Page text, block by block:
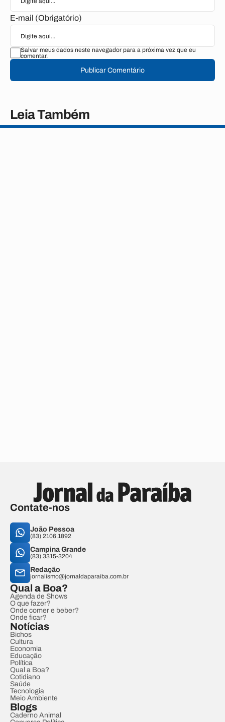
E-mail (Obrigatório)
Salvar meus dados neste navegador para a próxima vez que eu
comentar.
Publicar Comentário
Leia Também
Contate-nos
João Pessoa
(83) 2106.1892
Campina Grande
(83) 3315-3204
Redação
jornalismo@jornaldaparaiba.com.br
Qual a Boa?
Agenda de Shows
O que fazer?
Onde comer e beber?
Onde ficar?
Notícias
Bichos
Cultura
Economia
Educação
Política
Qual a Boa?
Cotidiano
Saúde
Tecnologia
Meio Ambiente
Blogs
Caderno Animal